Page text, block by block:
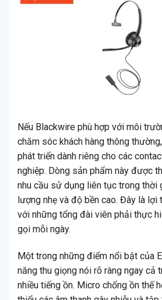
Nếu Blackwire phù hợp với môi
chăm sóc khách hàng thông
phát triển dành riêng cho các
nghiệp. Dòng sản phẩm này được
nhu cầu sử dụng liên tục trong thời
lượng nhẹ và độ bền cao. Đây là lợi
với những tổng đài viên phải thực
gọi mỗi ngày.
Một trong những điểm nổi bật của
năng thu giọng nói rõ ràng ngay cả
nhiều tiếng ồn. Micro chống ồn thế